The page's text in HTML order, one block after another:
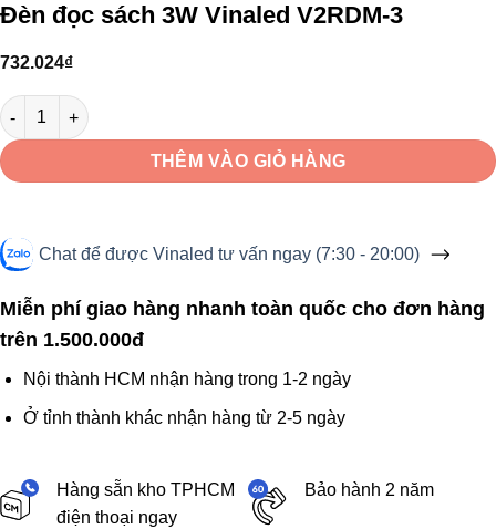
Đèn đọc sách 3W Vinaled V2RDM-3
732.024₫
Đèn đọc sách 3W Vinaled V2RDM-3 số lượng
THÊM VÀO GIỎ HÀNG
Chat để được Vinaled tư vấn ngay (7:30 - 20:00)
Miễn phí giao hàng nhanh toàn quốc cho đơn hàng
trên 1.500.000đ
Nội thành HCM nhận hàng trong 1-2 ngày
Ở tỉnh thành khác nhận hàng từ 2-5 ngày
Hàng sẵn kho TPHCM
điện thoại ngay
Bảo hành 2 năm